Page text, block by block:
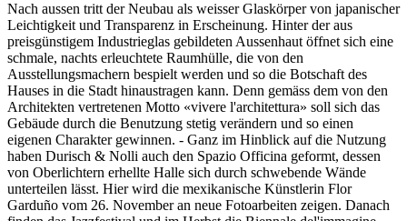
Nach aussen tritt der Neubau als weisser Glaskörper von japanischer
Leichtigkeit und Transparenz in Erscheinung. Hinter der aus
preisgünstigem Industrieglas gebildeten Aussenhaut öffnet sich eine
schmale, nachts erleuchtete Raumhülle, die von den
Ausstellungsmachern bespielt werden und so die Botschaft des
Hauses in die Stadt hinaustragen kann. Denn gemäss dem von den
Architekten vertretenen Motto «vivere l'architettura» soll sich das
Gebäude durch die Benutzung stetig verändern und so einen
eigenen Charakter gewinnen. - Ganz im Hinblick auf die Nutzung
haben Durisch & Nolli auch den Spazio Officina geformt, dessen
von Oberlichtern erhellte Halle sich durch schwebende Wände
unterteilen lässt. Hier wird die mexikanische Künstlerin Flor
Garduño vom 26. November an neue Fotoarbeiten zeigen. Danach